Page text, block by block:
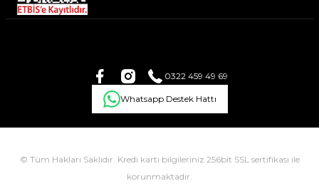
0322 459 49 69
Whatsapp Destek Hattı
© Tüm Hakları Saklıdır. Kredi kartı bilgileriniz 256bit SSL sertifikası ile
korunmaktadır.